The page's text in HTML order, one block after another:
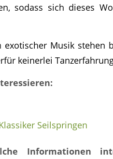
sodass sich dieses
exotischer Musik stehen
keinerlei
Seilspringen
Informationen